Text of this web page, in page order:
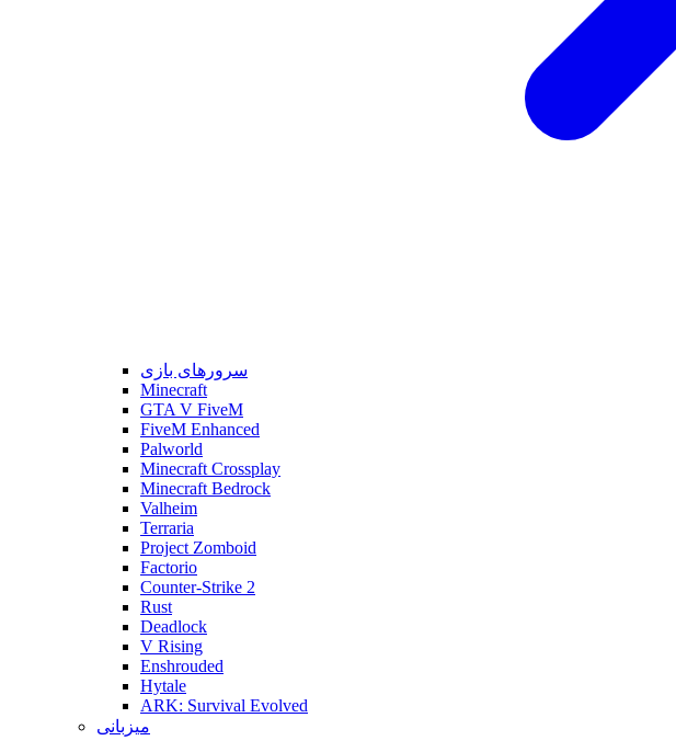
سرورهای بازی
Minecraft
GTA V FiveM
FiveM Enhanced
Palworld
Minecraft Crossplay
Minecraft Bedrock
Valheim
Terraria
Project Zomboid
Factorio
Counter-Strike 2
Rust
Deadlock
V Rising
Enshrouded
Hytale
ARK: Survival Evolved
میزبانی